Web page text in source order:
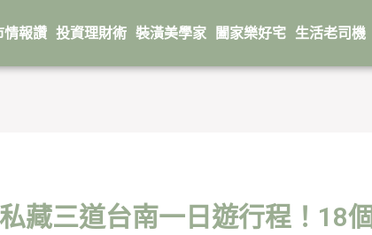
情報讚 投資理財術 裝潢美學家 闔家樂好宅 生活老司機
藏三道台南一日遊行程！18個